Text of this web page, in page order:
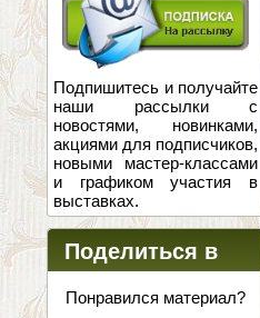
Подпишитесь и получайте
наши рассылки с
новостями, новинками,
акциями для подписчиков,
новыми мастер-классами
и графиком участия в
выставках.
Поделиться в
соцсетях
Понравился материал?